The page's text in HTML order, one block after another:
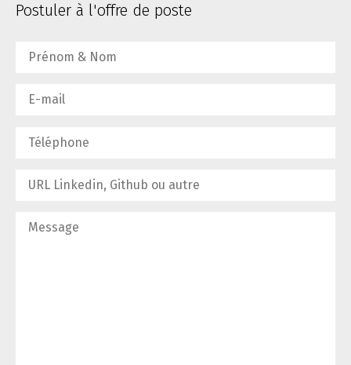
Postuler à l'offre de poste